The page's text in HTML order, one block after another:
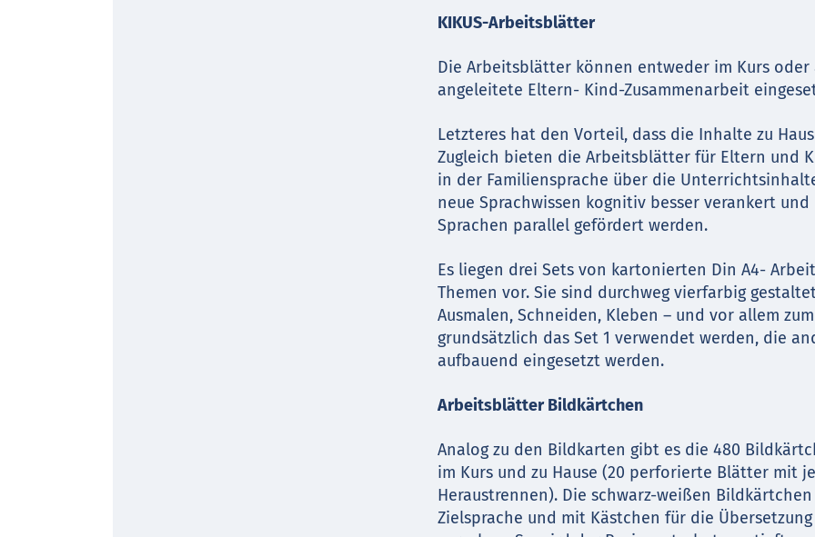
KIKUS-Arbeitsblätter
Die Arbeitsblätter können entweder im Kurs oder
angeleitete Eltern- Kind-Zusammenarbeit
Letzteres hat den Vorteil, dass die Inhalte zu
Zugleich bieten die Arbeitsblätter für Eltern und
in der Familiensprache über die
neue Sprachwissen kognitiv besser verankert
Sprachen parallel gefördert werden.
Es liegen drei Sets von kartonierten Din A4-
Themen vor. Sie sind durchweg vierfarbig
Ausmalen, Schneiden, Kleben – und vor allem
grundsätzlich das Set 1 verwendet werden, die
aufbauend eingesetzt werden.
Arbeitsblätter Bildkärtchen
Analog zu den Bildkarten gibt es die 480
im Kurs und zu Hause (20 perforierte Blätter mit
Heraustrennen). Die schwarz-weißen
Zielsprache und mit Kästchen für die